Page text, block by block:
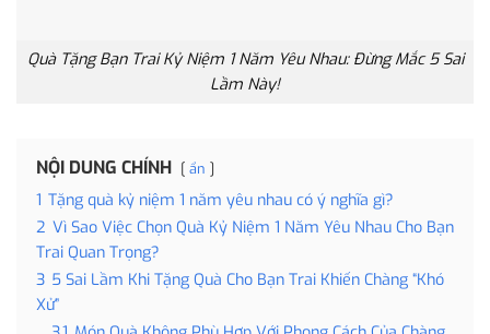
Quà Tặng Bạn Trai Kỷ Niệm 1 Năm Yêu Nhau: Đừng Mắc 5 Sai
Lầm Này!
NỘI DUNG CHÍNH ẩn
1 Tặng quà kỷ niệm 1 năm yêu nhau có ý nghĩa gì?
2 Vì Sao Việc Chọn Quà Kỷ Niệm 1 Năm Yêu Nhau Cho Bạn
Trai Quan Trọng?
3 5 Sai Lầm Khi Tặng Quà Cho Bạn Trai Khiến Chàng “Khó
Xử”